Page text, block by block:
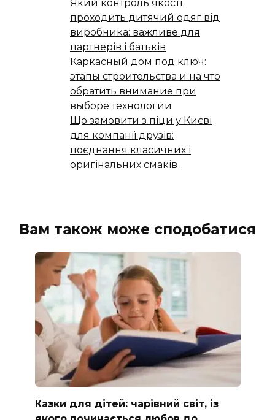
Який контроль якості
проходить дитячий одяг від
виробника: важливе для
партнерів і батьків
Каркасный дом под ключ:
этапы строительства и на что
обратить внимание при
выборе технологии
Що замовити з піци у Києві
для компанії друзів:
поєднання класичних і
оригінальних смаків
Вам також може сподобатися
Казки для дітей: чарівний світ, із